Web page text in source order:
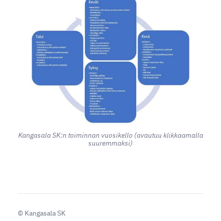
Kangasala SK:n toiminnan vuosikello (avautuu klikkaamalla
suuremmaksi)
© Kangasala SK